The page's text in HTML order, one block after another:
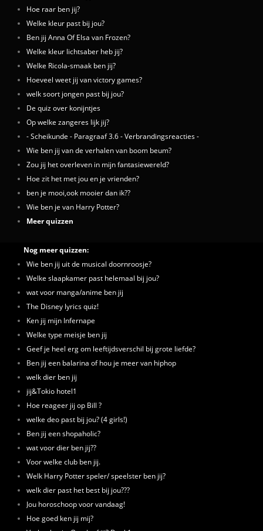
Hoe raar ben jij?
Welke kleur past bij jou?
Ben jij Anna Of Elsa van Frozen?
Welke kleur lichtsaber heb jij?
Welke Ricola-smaak ben jij?
Hoeveel weet jij van victory games?
welk soort jongen past bij jou?
De quiz over konijntjes
Op welke zangeres lijk jij?
- Scheikunde - Paragraaf 3.6 - Verbrandingsreacties -
Wie ben jij van de verhalen van boom beum?
Zou jij het overleven in mijn fantasiewereld?
Hoe zit het met jou en je vrienden?
ben je mooi,ook mooier dan ik??
Wie ben je van Harry Potter?
Meer quizzen
Nog meer quizzen:
Wie ben jij uit de musical doornroosje?
Welke slaapkamer past helemaal bij jou?
wat voor manga/anime ben jij
The Disney lyrics quiz!
Ken jij mijn Infernape
Welke type meisje ben jij
Geef je heel erg om leeftijdsverschil bij grote liefde?
Ben jij een balarina of hou je meer van hiphop
welk dier ben jij
jij&Tokio hotel1
Hoe reageer jij op Bill ?
welke deo past bij jou? (4 girls!)
Ben jij een shopaholic?
wat voor dier ben jij??
Voor welke club ben jij.
Welk Harry Potter speler/ speelster ben jij?
welk dier past het best bij jou???
Jou horoschoop voor vandaag!
Hoe goed ken jij mij?